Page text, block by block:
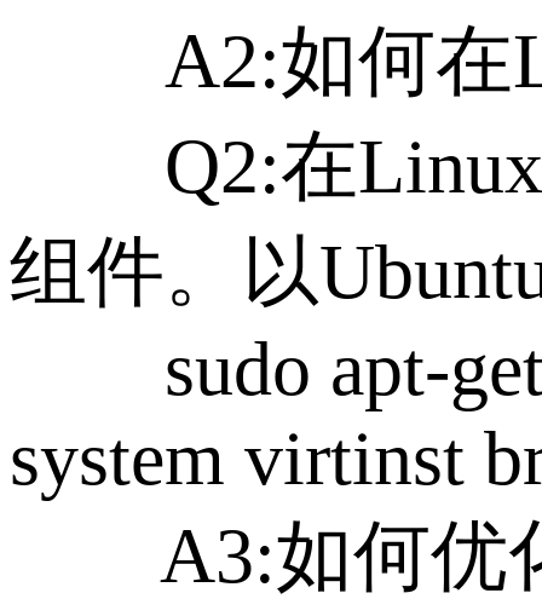
A2:如何在
Q2:在Linux
组件。以
sudo apt-get
system virtinst
A3:如何优